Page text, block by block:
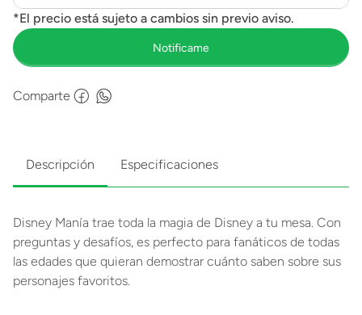
Comparte
Descripción Especificaciones
Disney Manía trae toda la magia de Disney a tu mesa. Con
preguntas y desafíos, es perfecto para fanáticos de todas
las edades que quieran demostrar cuánto saben sobre sus
personajes favoritos.